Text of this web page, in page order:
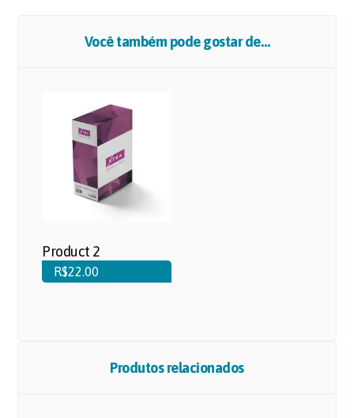
Você também pode gostar de…
Product 2
R$22.00
Produtos relacionados